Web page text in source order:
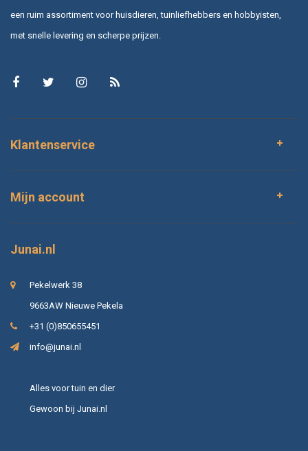
een ruim assortiment voor huisdieren, tuinliefhebbers en hobbyisten,
met snelle levering en scherpe prijzen.
Klantenservice
Mijn account
Junai.nl
Pekelwerk 38
9663AW Nieuwe Pekela
+31 (0)850655451
info@junai.nl
Alles voor tuin en dier
Gewoon bij Junai.nl